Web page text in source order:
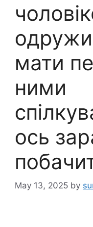
мати
ними
ось
May 13, 2025 by